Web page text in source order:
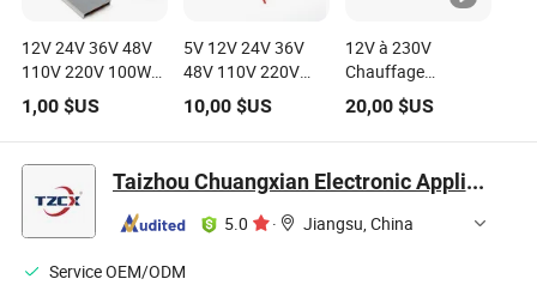
12V 24V 36V 48V
110V 220V 100W
200W 300W 500W
Élément de
chauffage PTC
électrique pour
chauffage de
surface d'air
1,00 $US
5V 12V 24V 36V
48V 110V 220V
Élément chauffant
céramique PTC
électrique avec film
polyimide Pi
10,00$US
12V à 230V
Chauffage
céramique
électrique en
aluminium isolé
avec élément
chauffant en
céramique PTC et
connecteurs
20,00$US
Taizhou Chuangxian Electronic Appliance Co., Ltd.
5.0 · Jiangsu, China
Service OEM/ODM